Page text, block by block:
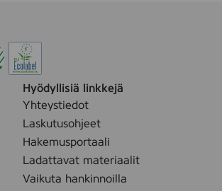
Hyödyllisiä linkkejä
Yhteystiedot
Laskutusohjeet
Hakemusportaali
Ladattavat materiaalit
Vaikuta hankinnoilla